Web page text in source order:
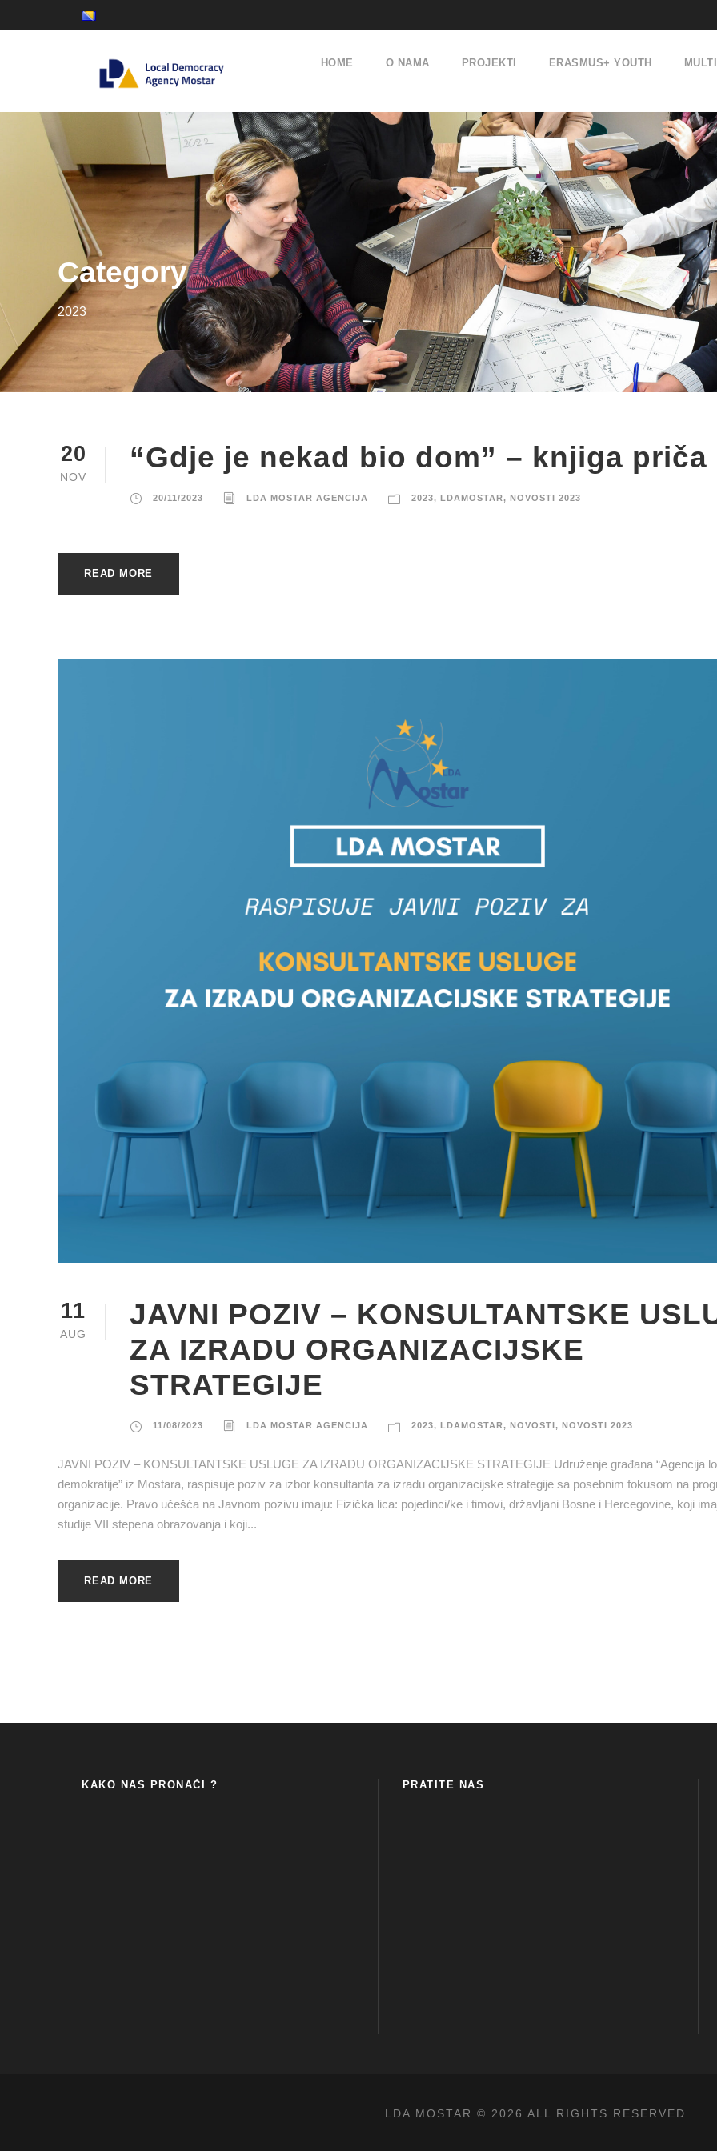
HOME O NAMA PROJEKTI ERASMUS+ YOUTH
Category
2023
20
NOV
“Gdje je nekad bio dom” – knjiga priča
20/11/2023 LDA MOSTAR AGENCIJA 2023, LDAMOSTAR, NOVOSTI 2023
READ MORE
11
AUG
JAVNI POZIV – KONSULTANTSKE
ZA IZRADU ORGANIZACIJSKE
STRATEGIJE
11/08/2023 LDA MOSTAR AGENCIJA 2023, LDAMOSTAR, NOVOSTI , NOVOSTI 2023
JAVNI POZIV – KONSULTANTSKE USLUGE ZA IZRADU ORGANIZACIJSKE STRATEGIJE Udruženje građana “Agencija
demokratije” iz Mostara, raspisuje poziv za izbor konsultanta za izradu organizacijske strategije sa posebnim fokusom na
organizacije. Pravo učešća na Javnom pozivu imaju: Fizička lica: pojedinci/ke i timovi, državljani Bosne i Hercegovine, koji
studije VII stepena obrazovanja i koji...
READ MORE
KAKO NAS PRONAĆI ? PRATITE NAS
LDA MOSTAR © 2026 ALL RIGHTS RESERVED.